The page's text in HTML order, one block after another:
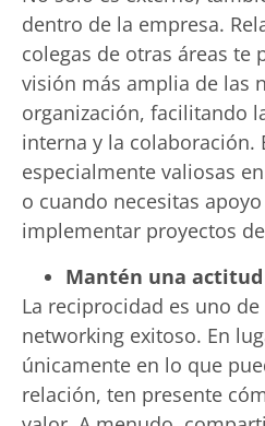
dentro de la empresa.
colegas de otras áreas te
visión más amplia de las
organización, facilitando
interna y la colaboración.
especialmente valiosas
o cuando necesitas
implementar proyectos de
Mantén una
La reciprocidad es uno
networking exitoso. En
únicamente en lo que
relación, ten presente